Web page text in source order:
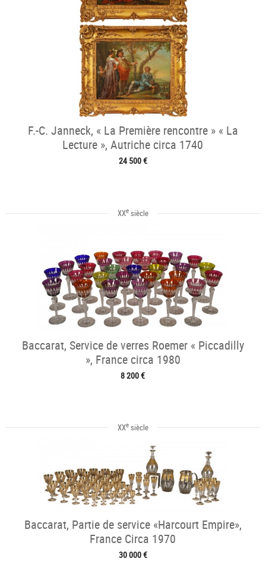
F.-C. Janneck, « La Première rencontre » « La
Lecture », Autriche circa 1740
24 500 €
XXesiècle
Baccarat, Service de verres Roemer « Piccadilly
», France circa 1980
8 200 €
XXesiècle
Baccarat, Partie de service «Harcourt Empire»,
France Circa 1970
30 000 €